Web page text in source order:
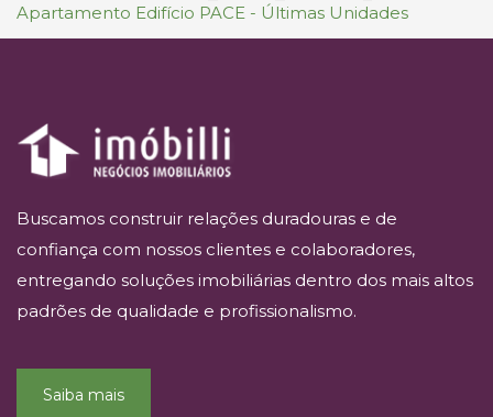
Apartamento Edifício PACE - Últimas Unidades
Buscamos construir relações duradouras e de
confiança com nossos clientes e colaboradores,
entregando soluções imobiliárias dentro dos mais altos
padrões de qualidade e profissionalismo.
Saiba mais